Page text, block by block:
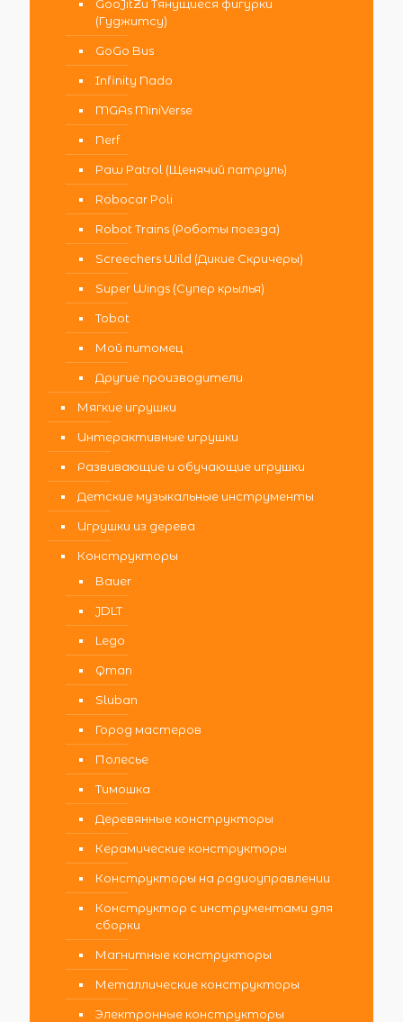
GooJitZu Тянущиеся фигурки
(Гуджитсу)
GoGo Bus
Infinity Nado
MGAs MiniVerse
Nerf
Paw Patrol (Щенячий патруль)
Robocar Poli
Robot Trains (Роботы поезда)
Screechers Wild (Дикие Скричеры)
Super Wings (Супер крылья)
Tobot
Мой питомец
Другие производители
Мягкие игрушки
Интерактивные игрушки
Развивающие и обучающие игрушки
Детские музыкальные инструменты
Игрушки из дерева
Конструкторы
Bauer
JDLT
Lego
Qman
Sluban
Город мастеров
Полесье
Тимошка
Деревянные конструкторы
Керамические конструкторы
Конструкторы на радиоуправлении
Конструктор с инструментами для
сборки
Магнитные конструкторы
Металлические конструкторы
Электронные конструкторы